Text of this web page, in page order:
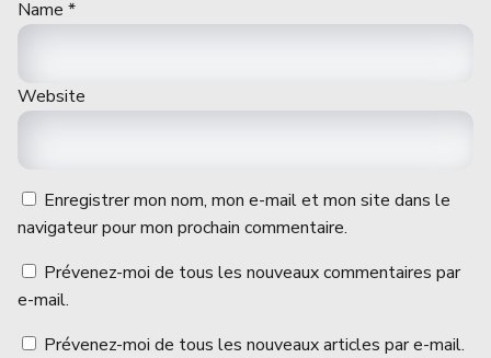
Name *
Website
Enregistrer mon nom, mon e-mail et mon site dans le
navigateur pour mon prochain commentaire.
Prévenez-moi de tous les nouveaux commentaires par
e-mail.
Prévenez-moi de tous les nouveaux articles par e-mail.